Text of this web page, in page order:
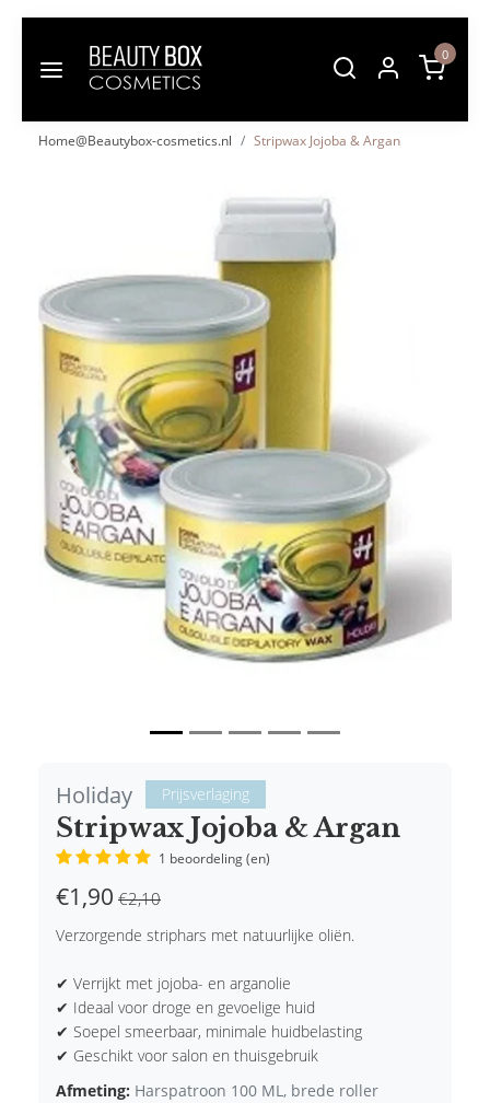
0
Home@Beautybox-cosmetics.nl Stripwax Jojoba & Argan
Vorige
Holiday Prijsverlaging
Stripwax Jojoba & Argan
1 beoordeling (en)
€1,90 €2,10
Verzorgende striphars met natuurlijke oliën.
✔ Verrijkt met jojoba- en arganolie
✔ Ideaal voor droge en gevoelige huid
✔ Soepel smeerbaar, minimale huidbelasting
✔ Geschikt voor salon en thuisgebruik
Afmeting: Harspatroon 100 ML, brede roller